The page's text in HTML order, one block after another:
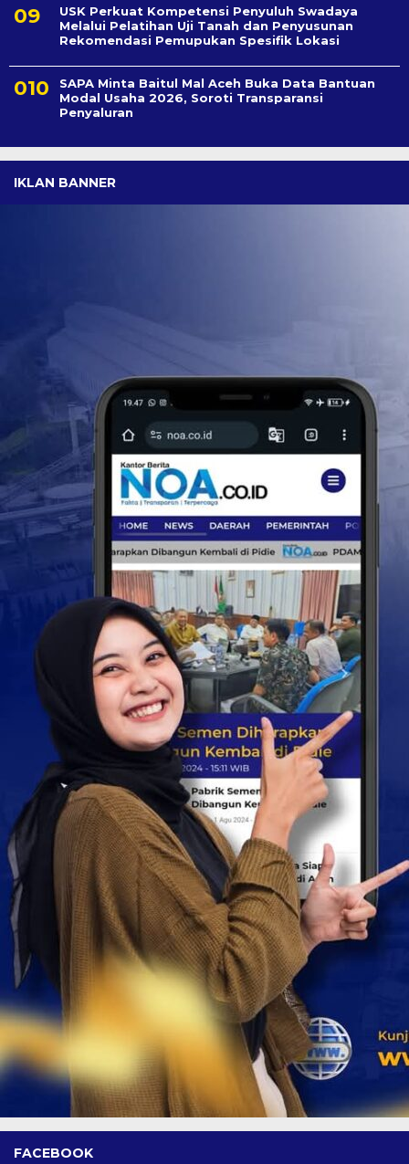
USK Perkuat Kompetensi Penyuluh Swadaya
Melalui Pelatihan Uji Tanah dan Penyusunan
Rekomendasi Pemupukan Spesifik Lokasi
SAPA Minta Baitul Mal Aceh Buka Data Bantuan
Modal Usaha 2026, Soroti Transparansi
Penyaluran
IKLAN BANNER
FACEBOOK